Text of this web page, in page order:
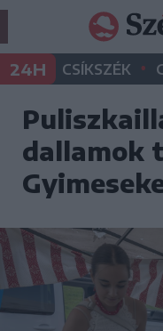
24H CSÍKSZÉK •
dallamok